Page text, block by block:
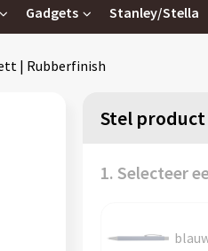
Gadgets Stanley/Stella
| Rubberfinish
Stel product
1. Selecteer